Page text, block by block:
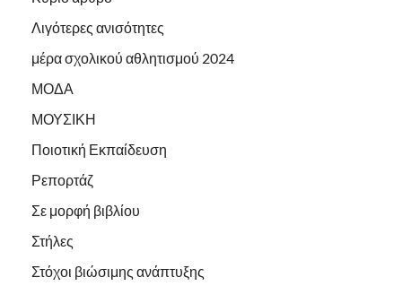
Λιγότερες ανισότητες
μέρα σχολικού αθλητισμού 2024
ΜΟΔΑ
ΜΟΥΣΙΚΗ
Ποιοτική Εκπαίδευση
Ρεπορτάζ
Σε μορφή βιβλίου
Στήλες
Στόχοι βιώσιμης ανάπτυξης